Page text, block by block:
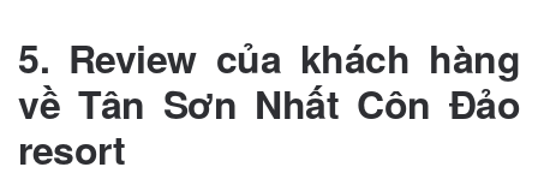
5. Review của khách hàng
về Tân Sơn Nhất Côn Đảo
resort